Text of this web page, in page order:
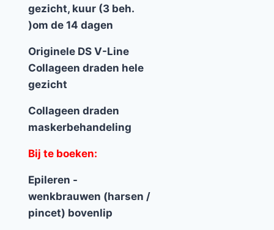
gezicht, kuur (3 beh.
)om de 14 dagen
Originele DS V-Line
Collageen draden hele
gezicht
Collageen draden
maskerbehandeling
Bij te boeken:
Epileren -
wenkbrauwen (harsen /
pincet) bovenlip